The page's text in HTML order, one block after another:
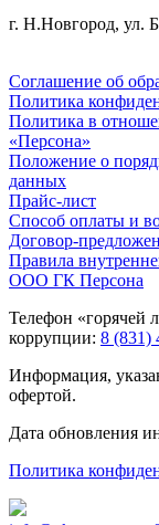
г. Н.Новгород, ул.
Соглашение об
Политика
Политика в
«Персона»
Положение о
данных
Прайс-лист
Способ оплаты и
Договор-
Правила
ООО ГК Персона
Телефон «горячей
коррупции: 8 (831)
Информация,
офертой.
Дата обновления
Политика